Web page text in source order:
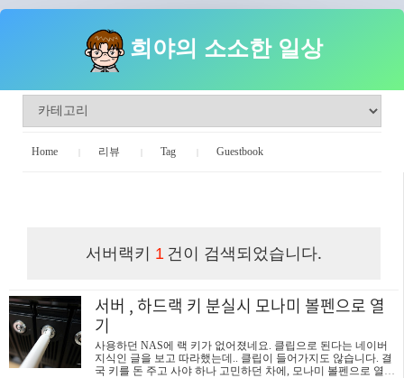
희야의 소소한 일상
Home 리뷰 Tag Guestbook
서버랙키 1 건이 검색되었습니다.
서버 , 하드랙 키 분실시 모나미 볼펜으로 열
기
사용하던 NAS에 랙 키가 없어졌네요. 클립으로 된다는 네이버
지식인 글을 보고 따라했는데.. 클립이 들어가지도 않습니다. 결
국 키를 돈 주고 사야 하나 고민하던 차에, 모나미 볼펜으로 열린